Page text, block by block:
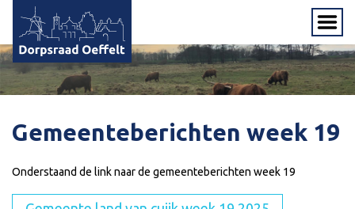
Gemeenteberichten week 19
Onderstaand de link naar de gemeenteberichten week 19